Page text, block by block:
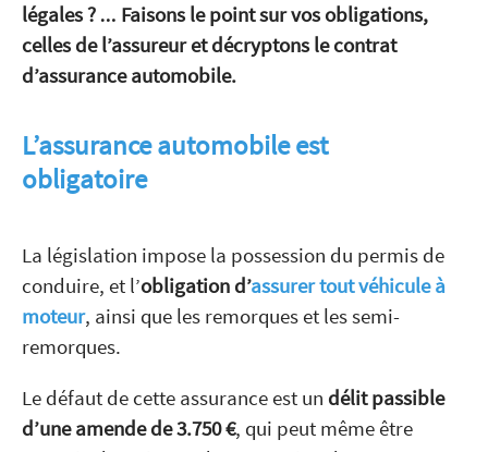
légales ? … Faisons le point sur vos obligations,
celles de l’assureur et décryptons le contrat
d’assurance automobile.
L’assurance automobile est
obligatoire
La législation impose la possession du permis de
conduire, et l’obligation d’assurer tout véhicule à
moteur, ainsi que les remorques et les semi-
remorques.
Le défaut de cette assurance est un délit passible
d’une amende de 3.750 €, qui peut même être